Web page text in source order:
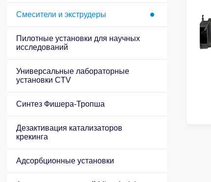
Смесители и экструдеры
Пилотные установки для научных
исследований
Универсальные лабораторные
установки CTV
Синтез Фишера-Тропша
Дезактивация катализаторов
крекинга
Адсорбционные установки